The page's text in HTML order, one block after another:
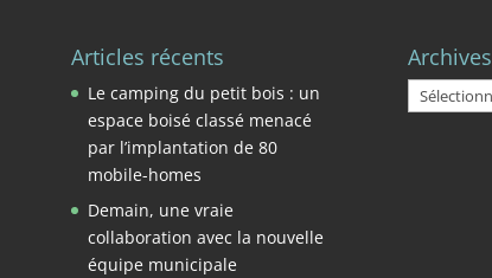
Articles récents
Le camping du petit bois : un
espace boisé classé menacé
par l’implantation de 80
mobile-homes
Demain, une vraie
collaboration avec la nouvelle
équipe municipale
Archives
Archives